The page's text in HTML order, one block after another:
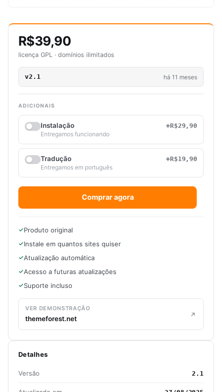
R$39,90
licença GPL · domínios ilimitados
v2.1 há 11 meses
ADICIONAIS
Instalação
+R$29,90
Entregamos funcionando
Tradução
+R$19,90
Entregamos em português
Comprar agora
Produto original
Instale em quantos sites quiser
Atualização automática
Acesso a futuras atualizações
Suporte incluso
VER DEMONSTRAÇÃO
themeforest.net
Detalhes
Versão 2.1